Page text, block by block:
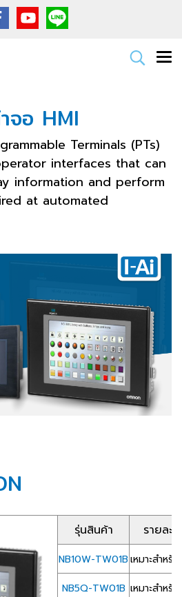
จอ HMI
Terminals (PTs)
interfaces that can
information and perform
at automated
รุ่นสินค้า รายละ
NB10W-TW01Bเหมาะสำหรั
NB5Q-TW01B เหมาะสำหรั